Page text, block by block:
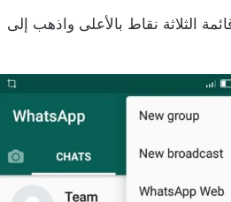
الثلاثة نقاط بالأعلى واذهب إلى